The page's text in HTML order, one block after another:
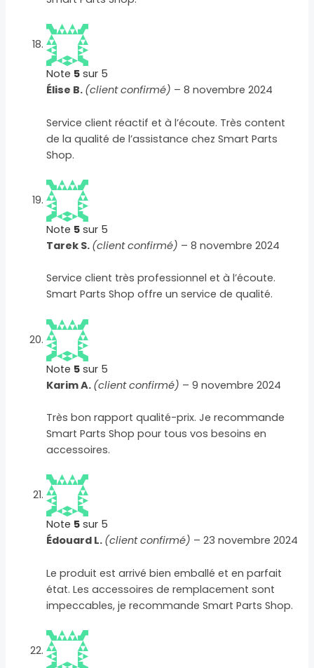
Note 5 sur 5
Élise B. (client confirmé) – 8 novembre 2024
Service client réactif et à l’écoute. Très content
de la qualité de l’assistance chez Smart Parts
Shop.
Note 5 sur 5
Tarek S. (client confirmé) – 8 novembre 2024
Service client très professionnel et à l’écoute.
Smart Parts Shop offre un service de qualité.
Note 5 sur 5
Karim A. (client confirmé) – 9 novembre 2024
Très bon rapport qualité-prix. Je recommande
Smart Parts Shop pour tous vos besoins en
accessoires.
Note 5 sur 5
Édouard L. (client confirmé) – 23 novembre 2024
Le produit est arrivé bien emballé et en parfait
état. Les accessoires de remplacement sont
impeccables, je recommande Smart Parts Shop.